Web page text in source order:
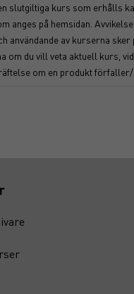
slutgiltiga kurs som erhålls
anges på hemsidan.
användande av kurserna sker
om du vill veta aktuell kurs,
om en produkt förfaller/